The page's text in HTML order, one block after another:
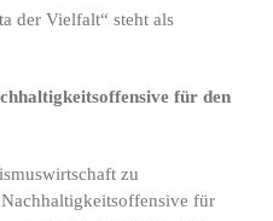
der Vielfalt“ steht als
für den
zu
für